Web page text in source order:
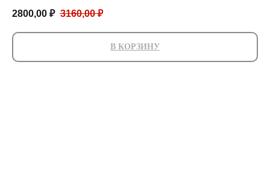
2800,00 ₽ 3160,00 ₽
В КОРЗИНУ